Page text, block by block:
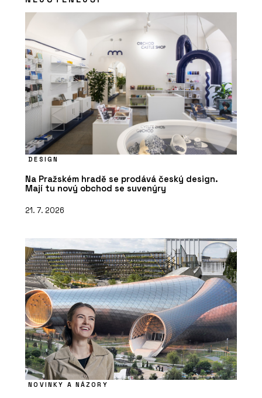
vylepšení, která ocení architekti
pro výuku a velkorysé atrium – novou
budovu ekonomické fakulty v Ostravě
DESIGN
Na Pražském hradě se prodává český design.
Mají tu nový obchod se suvenýry
21. 7. 2026
NOVINKY A NÁZORY